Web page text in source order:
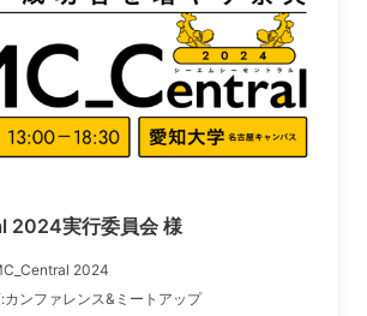
2024実行委員会 様
2024
ンファレンス&ミートアップ